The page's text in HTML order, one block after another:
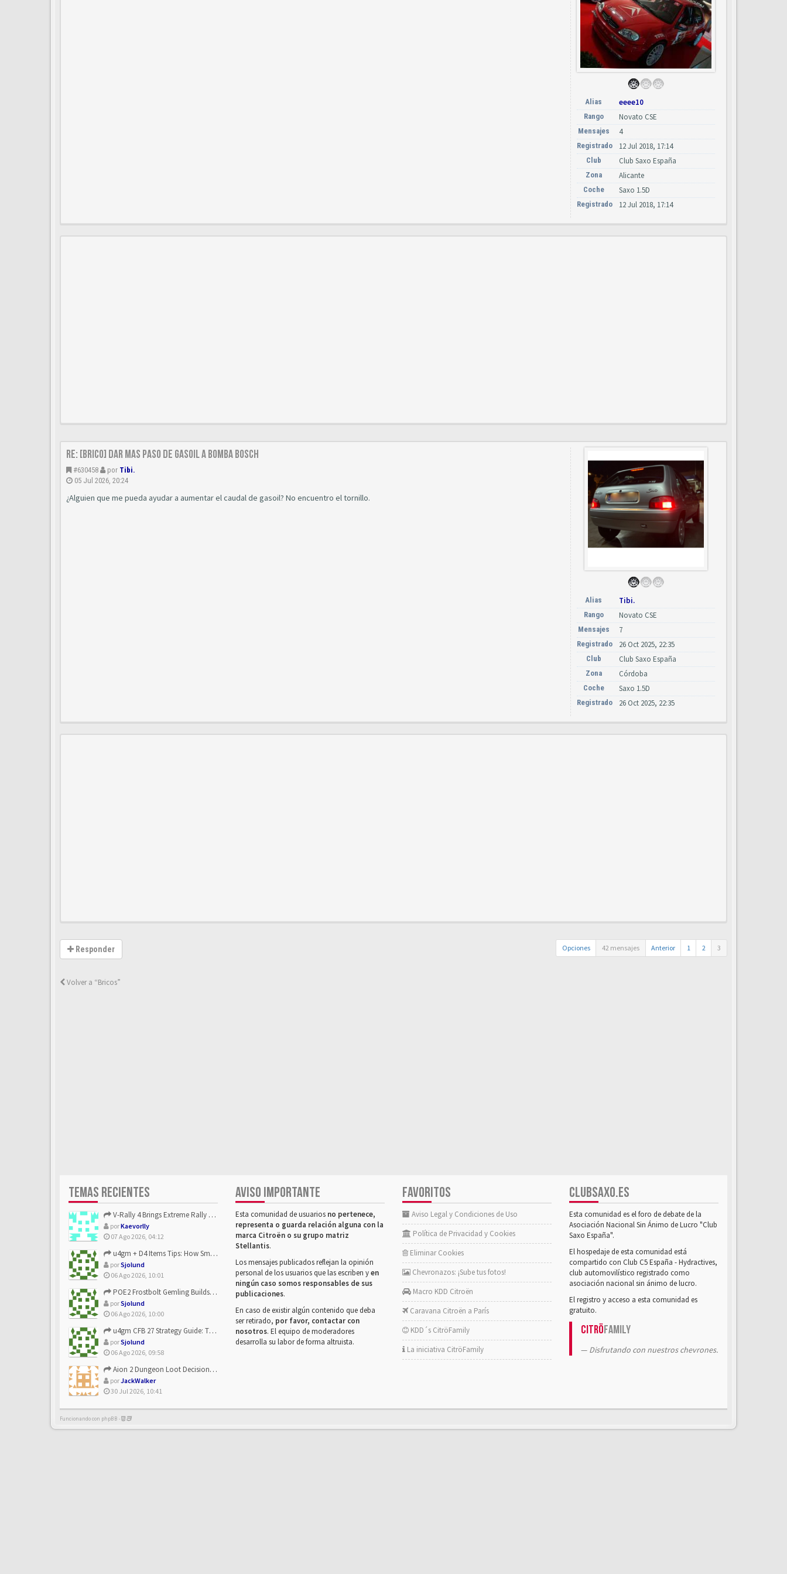
Alias eeee10
Rango Novato CSE
Mensajes 4
Registrado 12 Jul 2018, 17:14
Club Club Saxo España
Zona Alicante
Coche Saxo 1.5D
Registrado 12 Jul 2018, 17:14
Re: [BRICO] Dar mas paso de gasoil a bomba BOSCH
#630458 por Tibi.
05 Jul 2026, 20:24
¿Alguien que me pueda ayudar a aumentar el caudal de gasoil? No encuentro el tornillo.
Alias Tibi.
Rango Novato CSE
Mensajes 7
Registrado 26 Oct 2025, 22:35
Club Club Saxo España
Zona Córdoba
Coche Saxo 1.5D
Registrado 26 Oct 2025, 22:35
Responder Opciones 42 mensajes Anterior 1 2 3
Volver a “Bricos”
TEMAS RECIENTES
V-Rally 4 Brings Extreme Rally Racing With Challenging Track...
porKaevorlly
07 Ago 2026, 04:12
u4gm + D4 Items Tips: How Smart Players Optimize Gear, Build...
porSjolund
06 Ago 2026, 10:01
POE2 Frostbolt Gemling Builds Get Stronger With u4gm’s Ice C...
porSjolund
06 Ago 2026, 10:00
u4gm CFB 27 Strategy Guide: The Toxic Offensive Scheme Your ...
porSjolund
06 Ago 2026, 09:58
Aion 2 Dungeon Loot Decisions: Smarter Runs With U4N
porJackWalker
30 Jul 2026, 10:41
AVISO IMPORTANTE
Esta comunidad de usuarios no pertenece,
representa o guarda relación alguna con la
marca Citroën o su grupo matriz
Stellantis.
Los mensajes publicados reflejan la opinión
personal de los usuarios que las escriben yen
ningún caso somos responsables de sus
publicaciones.
En caso de existir algún contenido que deba
ser retirado, por favor, contactar con
nosotros. El equipo de moderadores
desarrolla su labor de forma altruista.
FAVORITOS
Aviso Legal y Condiciones de Uso
Política de Privacidad y Cookies
Eliminar Cookies
Chevronazos: ¡Sube tus fotos!
Macro KDD Citroën
Caravana Citroën a París
KDD´s CitröFamily
La iniciativa CitröFamily
CLUBSAXO.ES
Esta comunidad es el foro de debate de la
Asociación Nacional Sin Ánimo de Lucro "Club
Saxo España".
El hospedaje de esta comunidad está
compartido con Club C5 España - Hydractives,
club automovilístico registrado como
asociación nacional sin ánimo de lucro.
El registro y acceso a esta comunidad es
gratuito.
CitröFamily
Disfrutando con nuestros chevrones.
Funcionando con phpBB -